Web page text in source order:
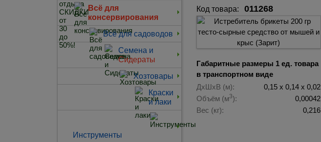
Всё для
консервирования
Всё для садоводов
Семена и
Сидераты
Хозтовары
Краски
и лаки
Инструменты
Код товара: 011268
Габаритные размеры 1 ед. товара
в транспортном виде
ДхШхВ (м):
0,15 х 0,14 х 0,02
Объём (м3):
0,00042
Вес (кг):
0,216